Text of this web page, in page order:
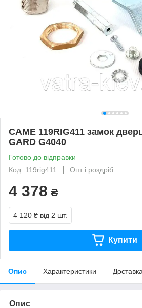
CAME 119RIG411 замок
GARD G4040
Готово до відправки
Код: 119rig411
Опт і роздріб
4 378 ₴
4 120 ₴ від 2 шт.
Купити
Опис Характеристики Доставка
Опис